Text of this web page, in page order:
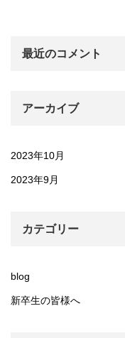
最近のコメント
アーカイブ
2023年10月
2023年9月
カテゴリー
blog
新卒生の皆様へ